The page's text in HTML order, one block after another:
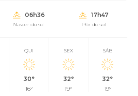
06h36
Nascer do sol
17h47
Pôr do sol
QUI
30°
16°
SEX
32°
19°
SÁB
32°
19°